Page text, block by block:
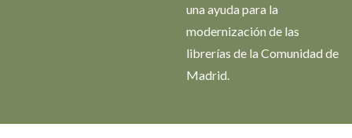
una ayuda para la
modernización de las
librerías de la Comunidad de
Madrid.